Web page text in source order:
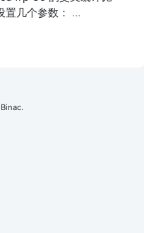
几个参数： …